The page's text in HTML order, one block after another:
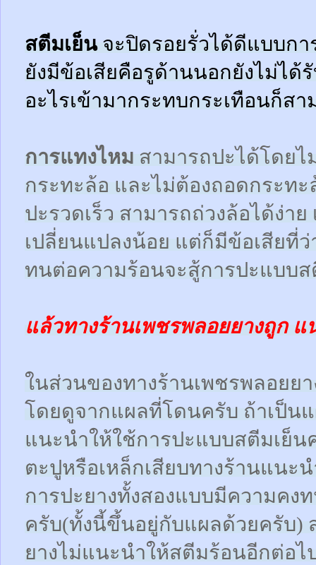
สตีมเย็นจะปิดรอยรั่วได้ดีแบบก
ยังมีข้อเสียคือรูด้านนอกยังไม่ได้
อะไรเข้ามากระทบกระเทือนก็ส
การแทงไหม สามารถปะได้โดยไ
กระทะล้อ และไม่ต้องถอดกระทะ
ปะรวดเร็ว สามารถถ่วงล้อได้ง่า
เปลี่ยนแปลงน้อย แต่ก็มีข้อเสียที่
ทนต่อความร้อนจะสู้การปะแบบ
แล้วทางร้านเพชรพลอยยางถูก
ในส่วนของทางร้านเพชรพลอยย
โดยดูจากแผลที่โดนครับ ถ้าเป็น
แนะนำให้ใช้การปะแบบสตีมเย็
ตะปูหรือเหล็กเสียบทางร้านแนะ
การปะยางทั้งสองแบบมีความคง
ครับ(ทั้งนี้ขึ้นอยู่กับแผลด้วยครับ)
ยางไม่แนะนำให้สตีมร้อนอีกต่อไ